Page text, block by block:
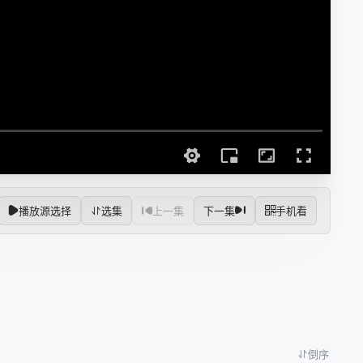
播放源选择 选集 上一集 下一集 手机看
倒序